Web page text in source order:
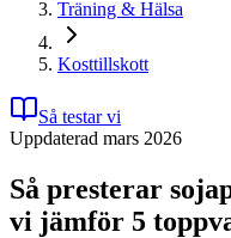
Träning & Hälsa
Kosttillskott
Så testar vi
Uppdaterad mars 2026
Så presterar
vi jämför 5